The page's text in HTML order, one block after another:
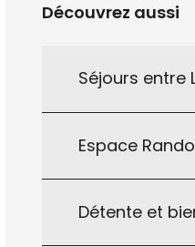
Découvrez aussi
Séjours entre
Espace
Détente et
01